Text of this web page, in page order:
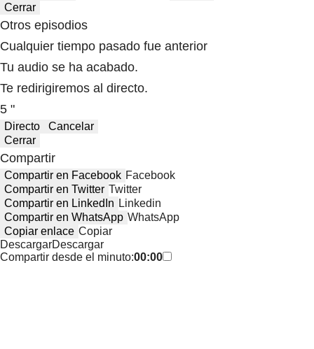
Cerrar
Otros episodios
Cualquier tiempo pasado fue anterior
Tu audio se ha acabado.
Te redirigiremos al directo.
5 "
Directo
Cancelar
Cerrar
Compartir
Compartir en Facebook Facebook
Compartir en Twitter Twitter
Compartir en LinkedIn Linkedin
Compartir en WhatsApp WhatsApp
Copiar enlace Copiar
DescargarDescargar
Compartir desde el minuto:00:00